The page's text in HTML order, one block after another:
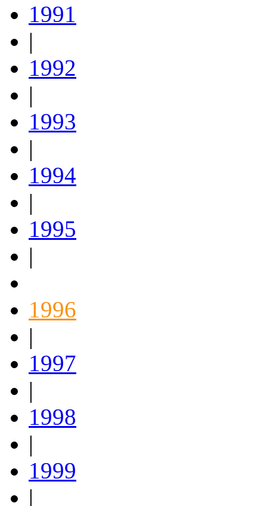
1991
|
1992
|
1993
|
1994
|
1995
|
1996
|
1997
|
1998
|
1999
|